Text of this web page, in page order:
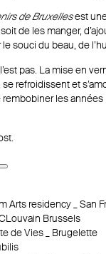
de Bruxellesest
de les manger,
souci du beau, de
pas. La mise en
refroidissent et
les
Arts residency _ San
Brussels
de Vies _ Brugelette